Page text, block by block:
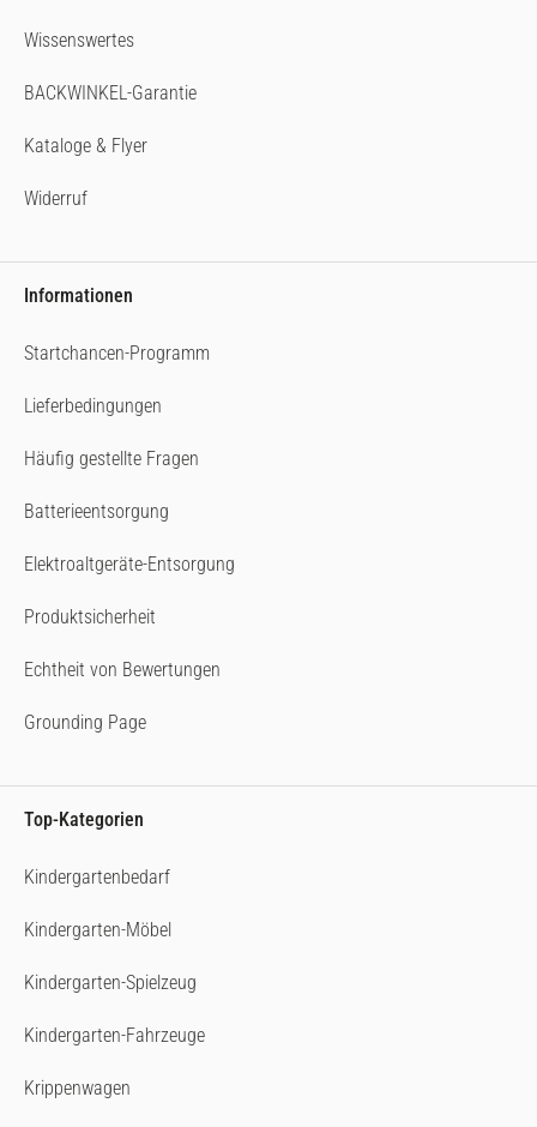
Wissenswertes
BACKWINKEL-Garantie
Kataloge & Flyer
Widerruf
Informationen
Startchancen-Programm
Lieferbedingungen
Häufig gestellte Fragen
Batterieentsorgung
Elektroaltgeräte-Entsorgung
Produktsicherheit
Echtheit von Bewertungen
Grounding Page
Top-Kategorien
Kindergartenbedarf
Kindergarten-Möbel
Kindergarten-Spielzeug
Kindergarten-Fahrzeuge
Krippenwagen